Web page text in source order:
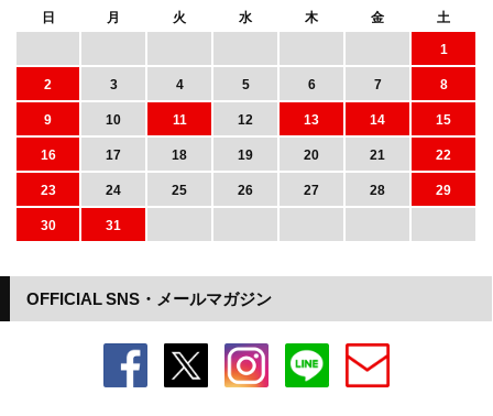
OFFICIAL SNS・メールマガジン
日 月 火 水 木 金
土
1
2
3 4 5 6 7
8
9
10 11 12 13 14
15
16
17 18 19 20 21
22
23
24 25 26 27 28
29
30
31